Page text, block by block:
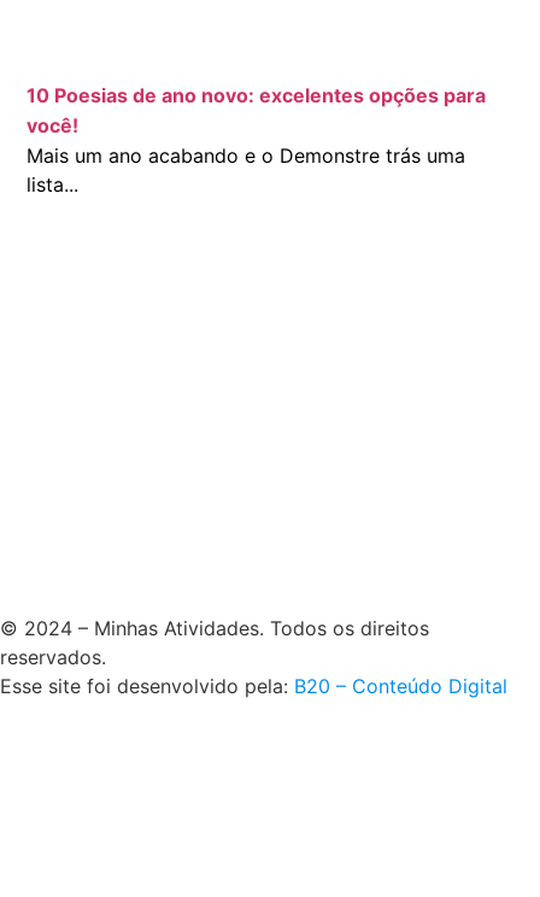
10 Poesias de ano novo: excelentes opções para
você!
Mais um ano acabando e o Demonstre trás uma
lista...
© 2024 – Minhas Atividades. Todos os direitos
reservados.
Esse site foi desenvolvido pela: B20 – Conteúdo Digital